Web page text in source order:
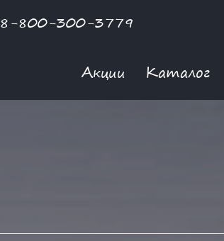
8-800-300-3779
Акции Каталог